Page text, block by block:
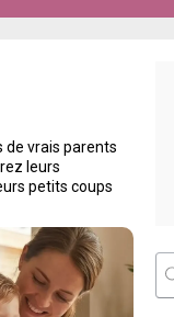
de vrais parents
leurs
petits coups